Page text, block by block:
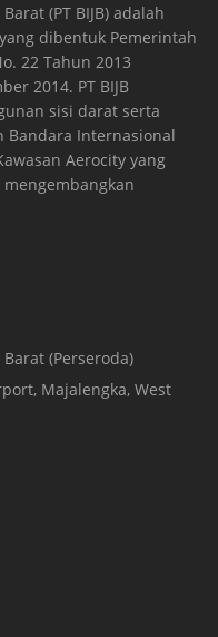
(PT BIJB) adalah
dibentuk Pemerintah
22 Tahun 2013
2014. PT BIJB
sisi darat serta
Bandara Internasional
Aerocity yang
(Perseroda)
Majalengka, West